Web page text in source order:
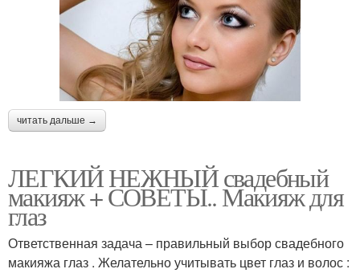
читать дальше →
ЛЕГКИЙ НЕЖНЫЙ свадебный
макияж + СОВЕТЫ.. Макияж для
глаз
Ответственная задача – правильный выбор свадебного
макияжа глаз . Желательно учитывать цвет глаз и волос :